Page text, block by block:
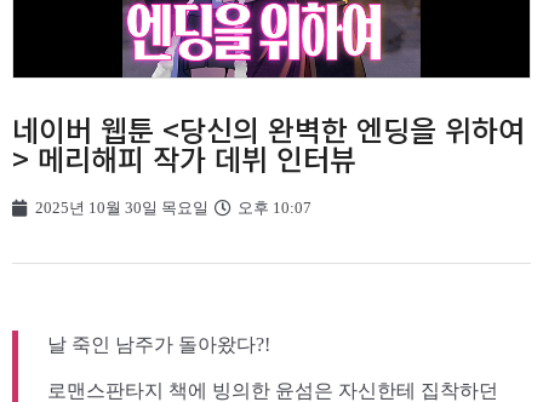
네이버 웹툰 <당신의 완벽한 엔딩을 위하여
> 메리해피 작가 데뷔 인터뷰
2025년 10월 30일 목요일 오후 10:07
날 죽인 남주가 돌아왔다?!
로맨스판타지 책에 빙의한 윤섬은 자신한테 집착하던